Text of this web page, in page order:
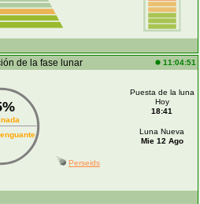
de la fase lunar 11:04:51
Puesta de la luna
Hoy
18:41
Luna Nueva
Mie 12 Ago
Perseids